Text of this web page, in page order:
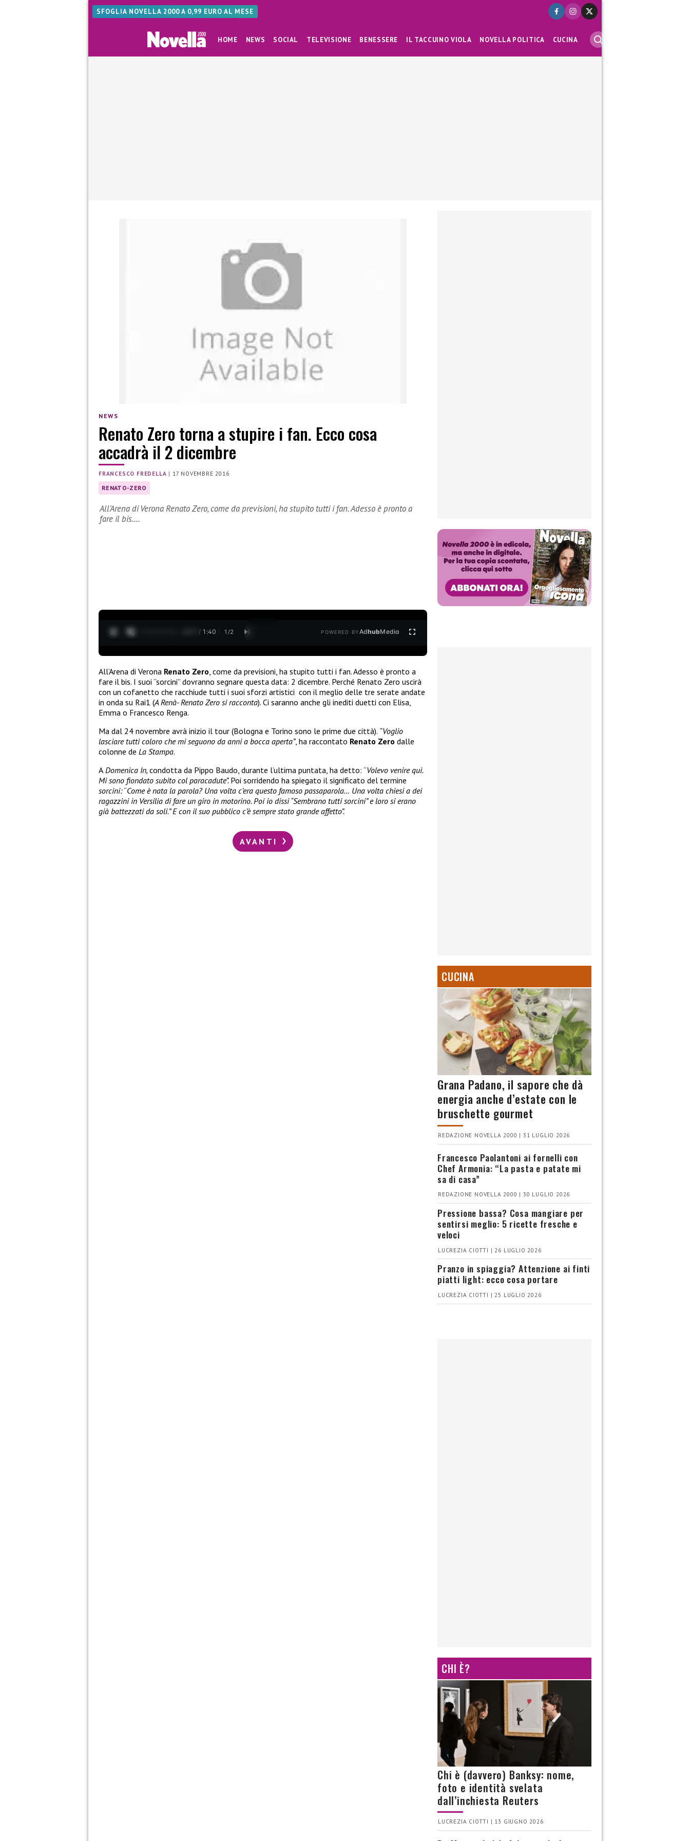
SFOGLIA NOVELLA 2000 A 0,99 EURO AL MESE
HOME NEWS SOCIAL TELEVISIONE BENESSERE IL TACCUINO VIOLA NOVELLA POLITICA CUCINA
NEWS
Renato Zero torna a stupire i fan. Ecco cosa
accadrà il 2 dicembre
FRANCESCO FREDELLA | 17 NOVEMBRE 2016
RENATO-ZERO
All’Arena di Verona Renato Zero, come da previsioni, ha stupito tutti i fan. Adesso è pronto a
fare il bis.…
0:28 / 1:40 1 /2 POWERED BYAdhubMedia
All’Arena di Verona Renato Zero , come da previsioni, ha stupito tutti i fan. Adesso è pronto a
fare il bis. I suoi “sorcini” dovranno segnare questa data: 2 dicembre. Perché Renato Zero uscirà
con un cofanetto che racchiude tutti i suoi sforzi artistici con il meglio delle tre serate andate
in onda su Rai1 (A Renà- Renato Zero si racconta). Ci saranno anche gli inediti duetti con Elisa,
Emma o Francesco Renga.
Ma dal 24 novembre avrà inizio il tour (Bologna e Torino sono le prime due città). “Voglio
lasciare tutti coloro che mi seguono da anni a bocca aperta”, ha raccontato Renato Zero dalle
colonne de La Stampa.
A Domenica In, condotta da Pippo Baudo, durante l’ultima puntata, ha detto: “Volevo venire qui.
Mi sono fiondato subito col paracadute”. Poi sorridendo ha spiegato il significato del termine
sorcini:“Come è nata la parola? Una volta c’era questo famoso passaparola… Una volta chiesi a dei
ragazzini in Versilia di fare un giro in motorino. Poi io dissi “Sembrano tutti sorcini” e loro si erano
già battezzati da soli.” E con il suo pubblico c’è sempre stato grande affetto”.
AVANTI
CUCINA
Grana Padano, il sapore che dà
energia anche d’estate con le
bruschette gourmet
REDAZIONE NOVELLA 2000 | 31 LUGLIO 2026
Francesco Paolantoni ai fornelli con
Chef Armonia: “La pasta e patate mi
sa di casa”
REDAZIONE NOVELLA 2000 | 30 LUGLIO 2026
Pressione bassa? Cosa mangiare per
sentirsi meglio: 5 ricette fresche e
veloci
LUCREZIA CIOTTI | 26 LUGLIO 2026
Pranzo in spiaggia? Attenzione ai finti
piatti light: ecco cosa portare
LUCREZIA CIOTTI | 25 LUGLIO 2026
CHI È?
Chi è (davvero) Banksy: nome,
foto e identità svelata
dall’inchiesta Reuters
LUCREZIA CIOTTI | 13 GIUGNO 2026